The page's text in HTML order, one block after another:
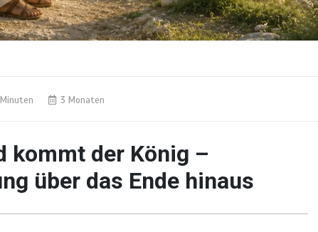
3 Monaten
kommt der König –
über das Ende hinaus